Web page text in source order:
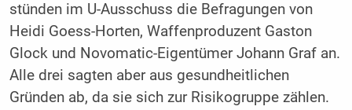
stünden im U-Ausschuss die Befragungen von
Heidi Goess-Horten, Waffenproduzent Gaston
Glock und Novomatic-Eigentümer Johann Graf an.
Alle drei sagten aber aus gesundheitlichen
Gründen ab, da sie sich zur Risikogruppe zählen.